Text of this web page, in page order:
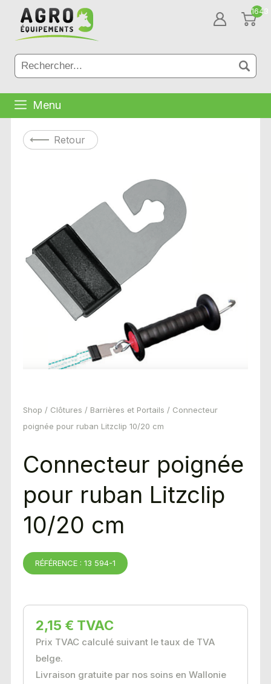
1643
Menu
Retour
Shop / Clôtures / Barrières et Portails / Connecteur
poignée pour ruban Litzclip 10/20 cm
Connecteur poignée
pour ruban Litzclip
10/20 cm
RÉFÉRENCE : 13 594-1
2,15 € TVAC
Prix TVAC calculé suivant le taux de TVA
belge.
Livraison gratuite par nos soins en Wallonie